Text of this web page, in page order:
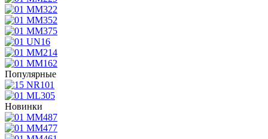
Популярные
Новинки